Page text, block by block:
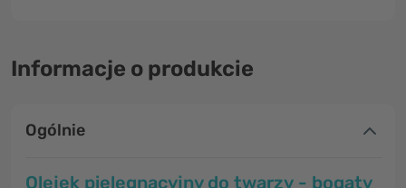
Informacje o produkcie
Ogólnie
Olejek pielęgnacyjny do twarzy - bogaty